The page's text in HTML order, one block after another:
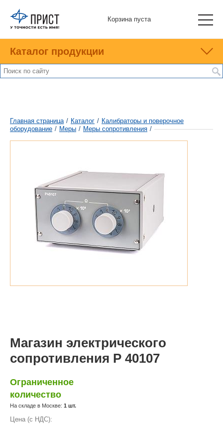
Корзина пуста
Каталог продукции
Главная страница / Каталог / Калибраторы и поверочное
оборудование / Меры / Меры сопротивления /
Магазин электрического
сопротивления Р 40107
Ограниченное
количество
На складе в Москве: 1 шт.
Цена (с НДС):